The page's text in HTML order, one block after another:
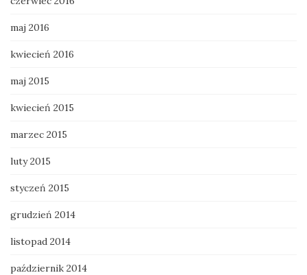
maj 2016
kwiecień 2016
maj 2015
kwiecień 2015
marzec 2015
luty 2015
styczeń 2015
grudzień 2014
listopad 2014
październik 2014